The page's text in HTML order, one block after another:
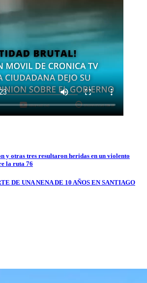
y otras tres resultaron heridas en un violento
la ruta 76
DE UNA NENA DE 10 AÑOS EN SANTIAGO